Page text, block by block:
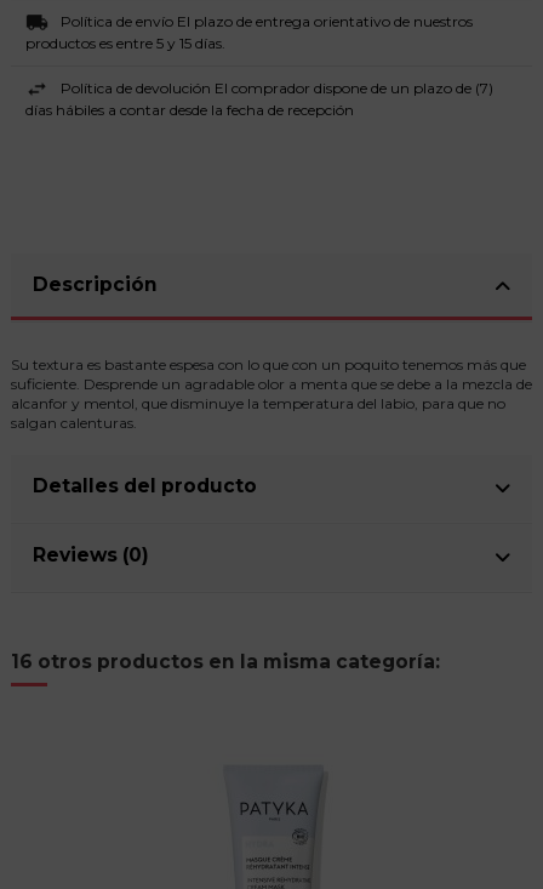
Política de envío El plazo de entrega orientativo de nuestros
productos es entre 5 y 15 días.
Política de devolución El comprador dispone de un plazo de (7)
días hábiles a contar desde la fecha de recepción
Descripción
Su textura es bastante espesa con lo que con un poquito tenemos más que
suficiente. Desprende un agradable olor a menta que se debe a la mezcla de
alcanfor y mentol, que disminuye la temperatura del labio, para que no
salgan calenturas.
Detalles del producto
Reviews (0)
16 otros productos en la misma categoría: